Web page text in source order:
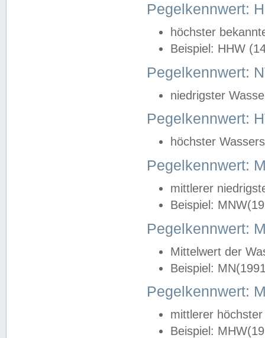
Pegelkennwert:
höchster
Beispiel: HHW
Pegelkennwert:
niedrigster
Pegelkennwert:
höchster
Pegelkennwert:
mittlerer
Beispiel:
Pegelkennwert:
Mittelwert der
Beispiel:
Pegelkennwert:
mittlerer
Beispiel: